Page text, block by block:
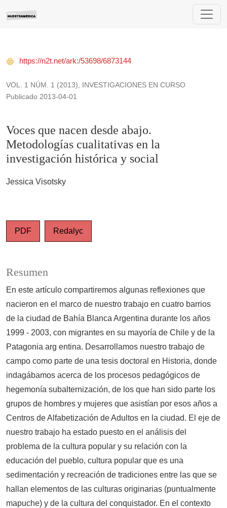
Voces que nacen desde abajo. Metodologías cualitativas
VOL. 1 NÚM. 1 (2013) INVESTIGACIONES EN CURSO
Voces que nacen desde abajo.
Metodologías cualitativas en la
investigación histórica y social
https://n2t.net/ark:/53698/6873144
Publicado 2013-04-01
Jessica Visotsky
PDF Redalyc
Resumen
En este artículo compartiremos algunas reflexiones que
nacieron en el marco de nuestro trabajo en cuatro barrios
de la ciudad de Bahía Blanca Argentina durante los años
1999 - 2003, con migrantes en su mayoría de Chile y de la
Patagonia arg entina. Desarrollamos nuestro trabajo de
campo como parte de una tesis doctoral en Historia, donde
indagábamos acerca de los procesos pedagógicos de
hegemonía subalternización, de los que han sido parte los
grupos de hombres y mujeres que asistían por esos años a
Centros de Alfabetización de Adultos en la ciudad. El eje de
nuestro trabajo ha estado puesto en el análisis del
problema de la cultura popular y su relación con la
educación del pueblo, cultura popular que es una
sedimentación y recreación de tradiciones entre las que se
hallan elementos de las culturas originarias (puntualmente
mapuche) y de la cultura del conquistador. En el contexto